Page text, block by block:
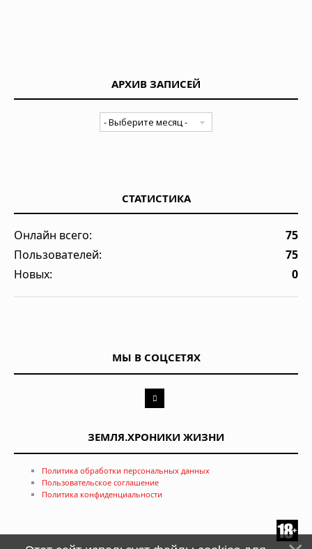
АРХИВ ЗАПИСЕЙ
СТАТИСТИКА
Онлайн всего:
75
Пользователей:
75
Новых:
0
МЫ В СОЦСЕТЯХ
ЗЕМЛЯ.ХРОНИКИ ЖИЗНИ
Политика обработки персональных данных
Пользовательское соглашение
Политика конфиденциальности